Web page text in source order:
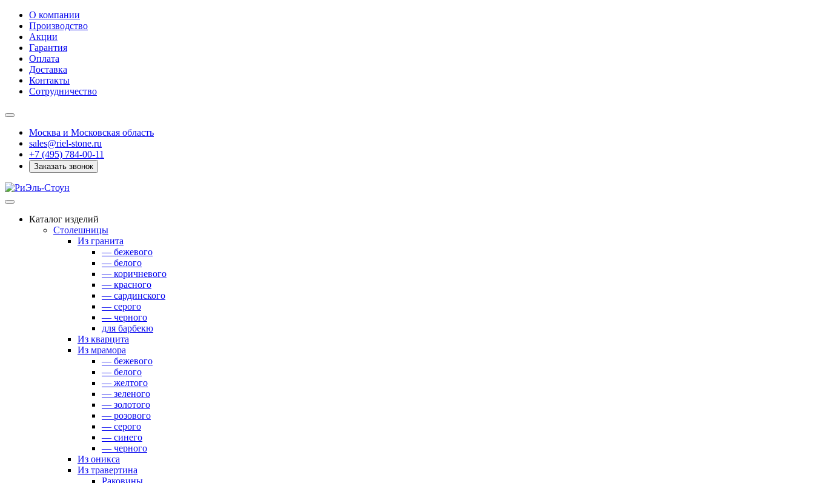
О компании
Производство
Акции
Гарантия
Оплата
Доставка
Контакты
Сотрудничество
Москва и Московская область
sales@riel-stone.ru
+7 (495) 784-00-11
Заказать звонок
Каталог изделий
Столешницы
Из гранита
— бежевого
— белого
— коричневого
— красного
— сардинского
— серого
— черного
для барбекю
Из кварцита
Из мрамора
— бежевого
— белого
— желтого
— зеленого
— золотого
— розового
— серого
— синего
— черного
Из оникса
Из травертина
Раковины